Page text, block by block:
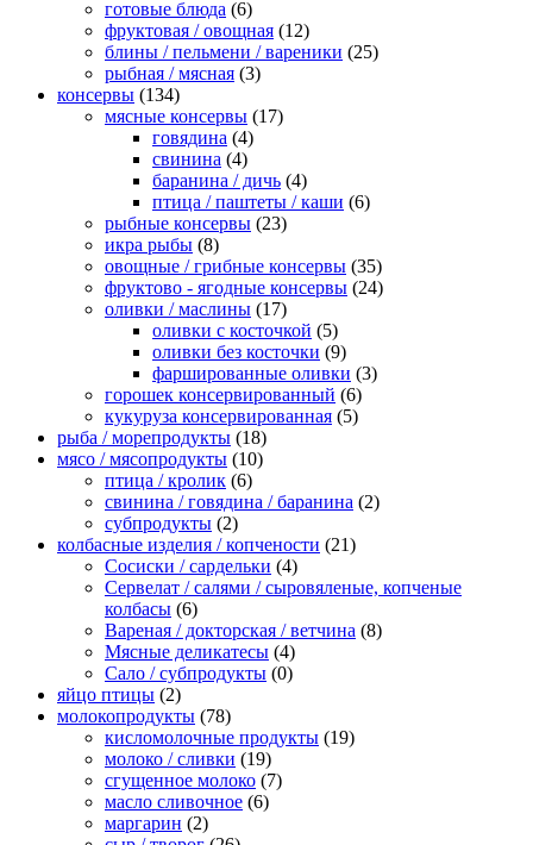
готовые блюда (6)
фруктовая / овощная (12)
блины / пельмени / вареники (25)
рыбная / мясная (3)
консервы (134)
мясные консервы (17)
говядина (4)
свинина (4)
баранина / дичь (4)
птица / паштеты / каши (6)
рыбные консервы (23)
икра рыбы (8)
овощные / грибные консервы (35)
фруктово - ягодные консервы (24)
оливки / маслины (17)
оливки с косточкой (5)
оливки без косточки (9)
фаршированные оливки (3)
горошек консервированный (6)
кукуруза консервированная (5)
рыба / морепродукты (18)
мясо / мясопродукты (10)
птица / кролик (6)
свинина / говядина / баранина (2)
субпродукты (2)
колбасные изделия / копчености (21)
Сосиски / сардельки (4)
Сервелат / салями / сыровяленые, копченые
колбасы (6)
Вареная / докторская / ветчина (8)
Мясные деликатесы (4)
Сало / субпродукты (0)
яйцо птицы (2)
молокопродукты (78)
кисломолочные продукты (19)
молоко / сливки (19)
сгущенное молоко (7)
масло сливочное (6)
маргарин (2)